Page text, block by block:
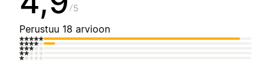
5
Perustuu 18 arvioon